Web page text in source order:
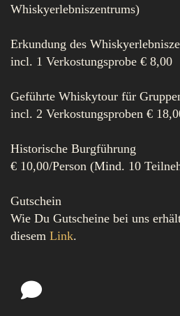
Whiskyerlebniszentrums)
Erkundung des
incl. 1 Verkostungsprobe € 8,00
Geführte Whiskytour für
incl. 2 Verkostungsproben €
Historische Burgführung
€ 10,00/Person (Mind. 10
Gutschein
Wie Du Gutscheine bei uns
diesem Link.